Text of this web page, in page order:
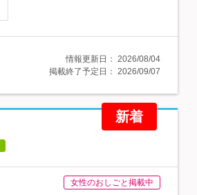
情報更新日： 2026/08/04
掲載終了予定日： 2026/09/07
新着
女性のおしごと掲載中